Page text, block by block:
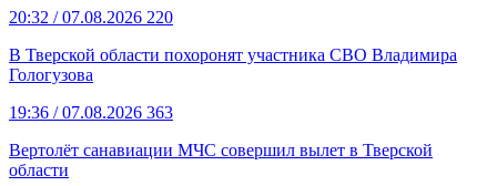
20:32 / 07.08.2026 220
В Тверской области похоронят участника СВО Владимира
Гологузова
19:36 / 07.08.2026 363
Вертолёт санавиации МЧС совершил вылет в Тверской
области